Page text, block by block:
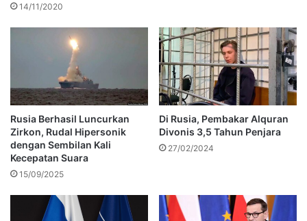
14/11/2020
Rusia Berhasil Luncurkan
Zirkon, Rudal Hipersonik
dengan Sembilan Kali
Kecepatan Suara
15/09/2025
Di Rusia, Pembakar Alquran
Divonis 3,5 Tahun Penjara
27/02/2024